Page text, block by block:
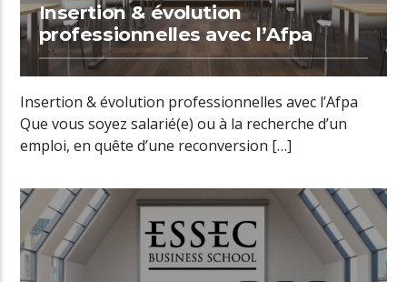
Insertion & évolution
professionnelles avec l’Afpa
Insertion & évolution professionnelles avec l’Afpa
Que vous soyez salarié(e) ou à la recherche d’un
emploi, en quête d’une reconversion […]
01:59 READ TIME